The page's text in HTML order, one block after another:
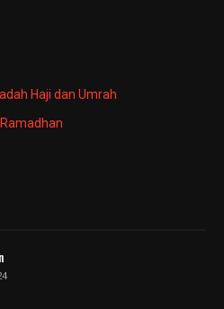
Haji dan Umrah